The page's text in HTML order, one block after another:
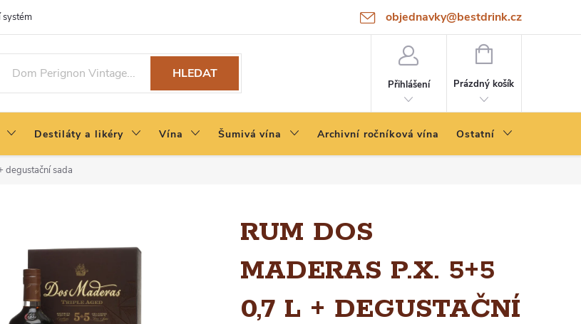
objednavky@bestdrink.cz
systém
HLEDAT
Přihlášení
NÁKUPNÍ
Prázdný košík
Destiláty a likéry Vína Šumivá vína Archivní ročníková vína Ostatní
degustační sada
RUM DOS
MADERAS P.X. 5+5
0,7 L + DEGUSTAČNÍ